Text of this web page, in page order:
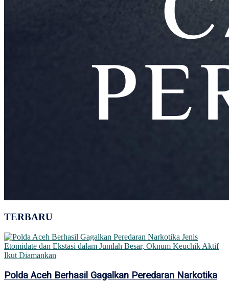
TERBARU
Polda Aceh Berhasil Gagalkan Peredaran Narkotika